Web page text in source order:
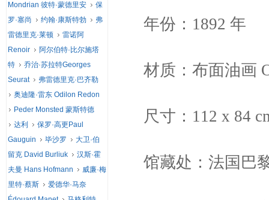
年份：1892 年
材质：布面油画
尺寸：112 x 84
馆藏处：法国巴黎
Mondrian 彼特·蒙德里安
保
罗·塞尚
约翰·康斯特勃
弗
雷德里克·莱顿
雷诺阿
Renoir
阿尔伯特·比尔施塔
特
乔治·苏拉特Georges
Seurat
弗雷德里克·巴齐勒
奥迪隆·雷东 Odilon Redon
Peder Monsted 蒙斯特德
达利
保罗·高更Paul
Gauguin
毕沙罗
大卫·伯
留克 David Burliuk
汉斯·霍
夫曼 Hans Hofmann
威廉·梅
里特·蔡斯
爱德华·马奈